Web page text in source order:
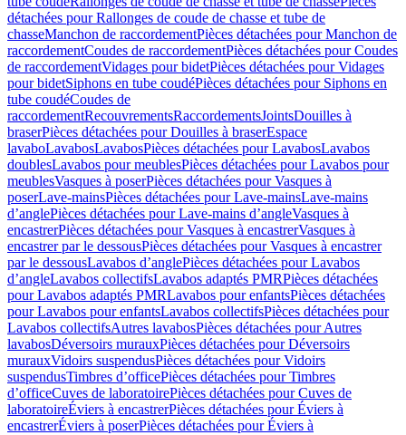
détachées pour Rallonges de coude de chasse et tube de
chasseManchon de raccordementPièces détachées pour Manchon de
raccordementCoudes de raccordementPièces détachées pour Coudes
de raccordementVidages pour bidetPièces détachées pour Vidages
pour bidetSiphons en tube coudéPièces détachées pour Siphons en
tube coudéCoudes de
raccordementRecouvrementsRaccordementsJointsDouilles à
braserPièces détachées pour Douilles à braserEspace
lavaboLavabosLavabosPièces détachées pour LavabosLavabos
doublesLavabos pour meublesPièces détachées pour Lavabos pour
meublesVasques à poserPièces détachées pour Vasques à
poserLave-mainsPièces détachées pour Lave-mainsLave-mains
d’anglePièces détachées pour Lave-mains d’angleVasques à
encastrerPièces détachées pour Vasques à encastrerVasques à
encastrer par le dessousPièces détachées pour Vasques à encastrer
par le dessousLavabos d’anglePièces détachées pour Lavabos
d’angleLavabos collectifsLavabos adaptés PMRPièces détachées
pour Lavabos adaptés PMRLavabos pour enfantsPièces détachées
pour Lavabos pour enfantsLavabos collectifsPièces détachées pour
Lavabos collectifsAutres lavabosPièces détachées pour Autres
lavabosDéversoirs murauxPièces détachées pour Déversoirs
murauxVidoirs suspendusPièces détachées pour Vidoirs
suspendusTimbres dʼofficePièces détachées pour Timbres
dʼofficeCuves de laboratoirePièces détachées pour Cuves de
laboratoireÉviers à encastrerPièces détachées pour Éviers à
encastrerÉviers à poserPièces détachées pour Éviers à